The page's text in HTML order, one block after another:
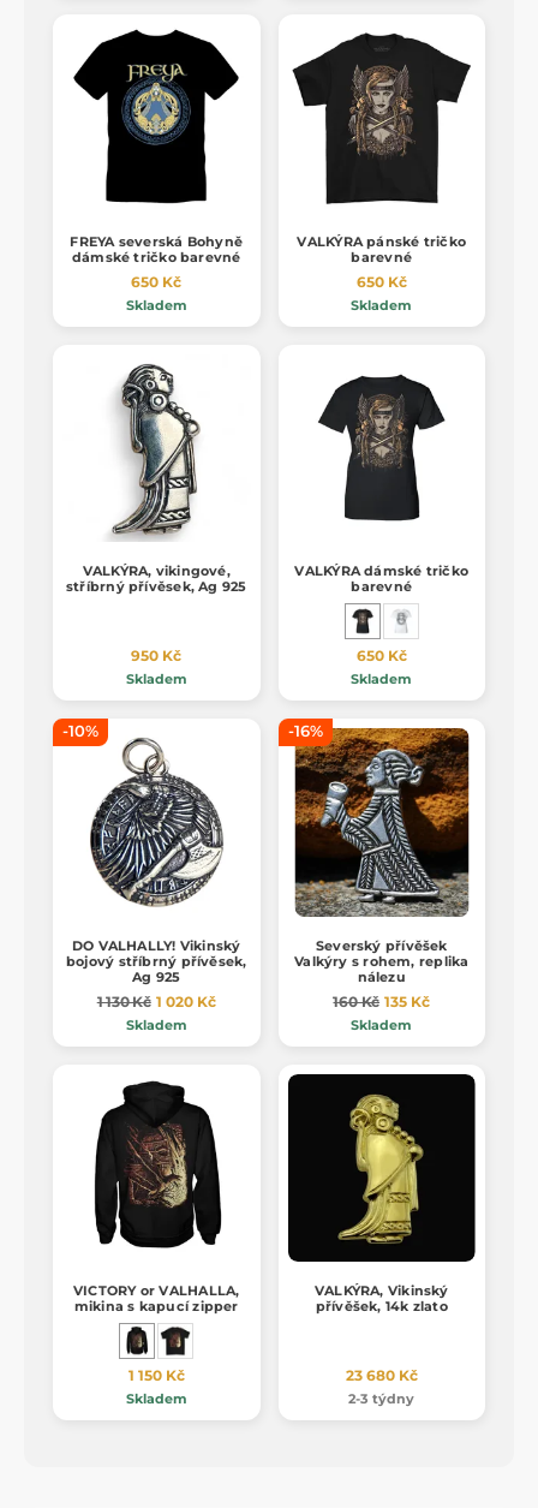
FREYA severská Bohyně
dámské tričko barevné
650 Kč
Skladem
VALKÝRA pánské tričko
barevné
650 Kč
Skladem
VALKÝRA, vikingové,
stříbrný přívěsek, Ag 925
950 Kč
Skladem
VALKÝRA dámské tričko
barevné
650 Kč
Skladem
-10%
DO VALHALLY! Vikinský
bojový stříbrný přívěsek,
Ag 925
1 130 Kč 1 020 Kč
Skladem
-16%
Severský přívěšek
Valkýry s rohem, replika
nálezu
160 Kč 135 Kč
Skladem
VICTORY or VALHALLA,
mikina s kapucí zipper
1 150 Kč
Skladem
VALKÝRA, Vikinský
přívěšek, 14k zlato
23 680 Kč
2-3 týdny